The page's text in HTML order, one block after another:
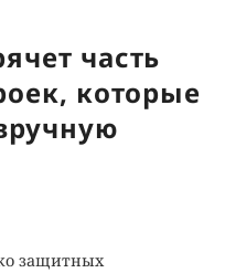
часть
которые
защитных